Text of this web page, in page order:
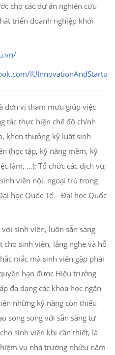
cho các dự án nghiên cứu
triển doanh nghiệp khởi
đơn vị tham mưu giúp việc
tác thực hiện chế độ chính
khen thưởng-kỷ luật sinh
(học tập, kỹ năng mềm, kỹ
làm, …); Tổ chức các dịch vụ;
viên nội, ngoại trú trong
học Quốc Tế – Đại học Quốc
với sinh viên, luôn sẵn sàng
cho sinh viên, lắng nghe và hỗ
mắc mà sinh viên gặp phải
hạn được Hiệu trưởng
đa dạng các khóa học ngắn
những kỹ năng còn thiếu
song song với sẵn sàng tư
sinh viên khi cần thiết, là
vụ nhà trường nhiều năm